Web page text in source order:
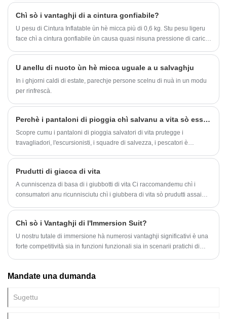
Chì sò i vantaghji di a cintura gonfiabile?
U pesu di Cintura Inflatable ùn hè micca più di 0,6 kg. Stu pesu ligeru
face chì a cintura gonfiabile ùn causa quasi nisuna pressione di carica
di ogni ghjornu, pò esse facilmente purtata intornu à a cintura senza
pruvucà alcuna carica, aumentendu assai a cunvenzione di portà.
U anellu di nuoto ùn hè micca uguale a u salvaghju
In i ghjorni caldi di estate, parechje persone scelnu di nuà in un modu
per rinfrescà.
Perchè i pantaloni di pioggia chì salvanu a vita sò essenziali per a sicurezza esterna?
Scopre cumu i pantaloni di pioggia salvatori di vita prutegge i
travagliadori, l'escursionisti, i squadre di salvezza, i pescatori è
ambienti estremi.
Prudutti di giacca di vita
A cunniscenza di basa di i giubbotti di vita Ci raccomandemu chì i
consumatori anu ricunnisciutu chì i giubbera di vita sò prudutti assai
Chì sò i Vantaghji di l'Immersion Suit?
U nostru tutale di immersione hà numerosi vantaghji significativi è una
forte competitività sia in funzioni funzionali sia in scenarii pratichi di
Mandate una dumanda